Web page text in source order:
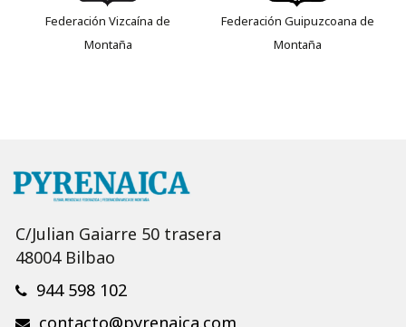
Federación Vizcaína de
Montaña
Federación Guipuzcoana de
Montaña
C/Julian Gaiarre 50 trasera
48004 Bilbao
944 598 102
contacto@pyrenaica.com